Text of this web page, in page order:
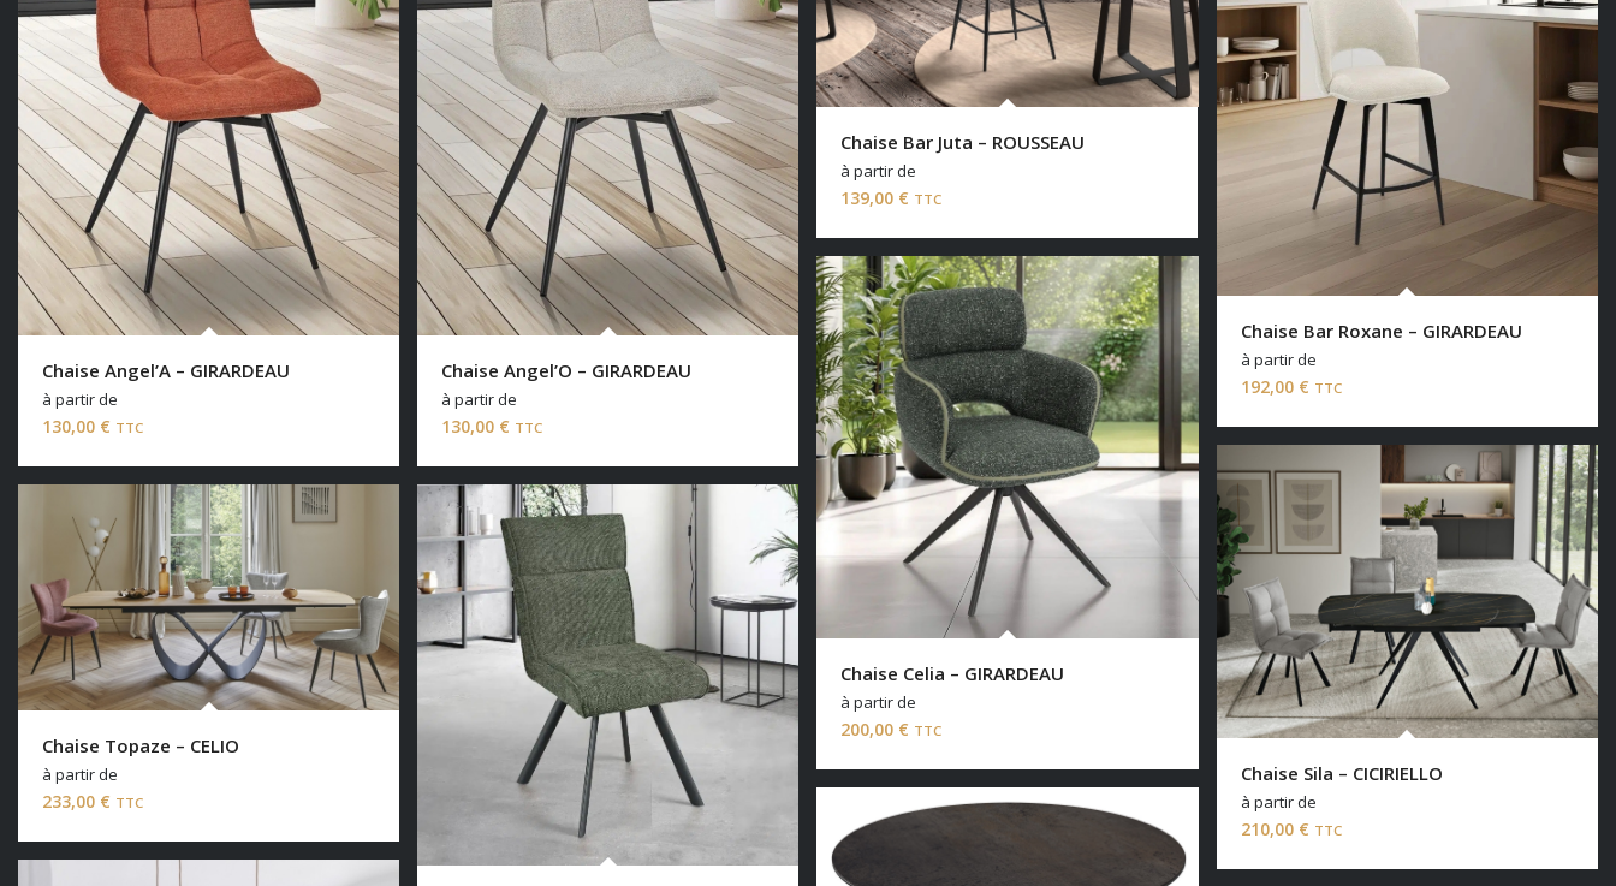
Chaise Angel’A – GIRARDEAU
à partir de
130,00 € TTC
Chaise Angel’O – GIRARDEAU
à partir de
130,00 € TTC
Chaise Bar Juta – ROUSSEAU
à partir de
139,00 € TTC
Chaise Bar Roxane – GIRARDEAU
à partir de
192,00 € TTC
Chaise Celia – GIRARDEAU
à partir de
200,00 € TTC
Chaise Sila – CICIRIELLO
à partir de
210,00 € TTC
Chaise Topaze – CELIO
à partir de
233,00 € TTC